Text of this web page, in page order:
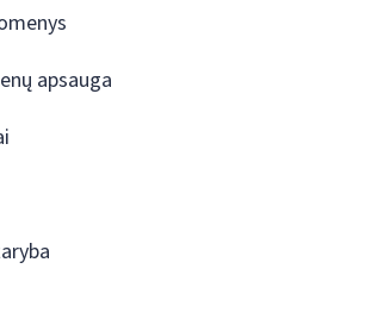
apsauga